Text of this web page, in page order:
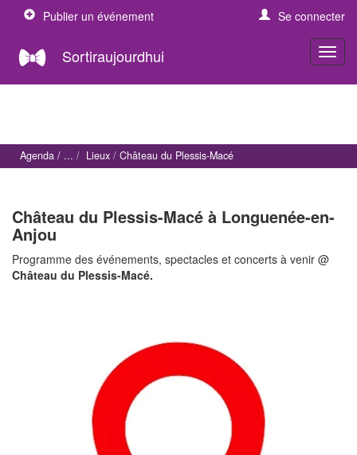
Publier un événement Se connecter
Sortiraujourdhui
Agenda Lieux Château du Plessis-Macé
Château du Plessis-Macé à Longuenée-en-
Anjou
Programme des événements, spectacles et concerts à venir @
Château du Plessis-Macé.